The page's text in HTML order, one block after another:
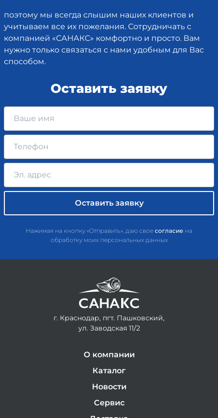
поэтому мы всегда слышим наших клиентов и
учитываем все их пожелания. Сотрудничать с
компанией «САНАКС» комфортно и просто. Вам
нужно только связаться с нами удобным для Вас
способом.
Оставить заявку
Нажимая на кнопку «Отправить», даю свое согласие на
обработку моих персональных данных
г. Краснодар, пгт. Пашковский,
ул. Заводская 11/2
О компании
Каталог
Новости
Сервис